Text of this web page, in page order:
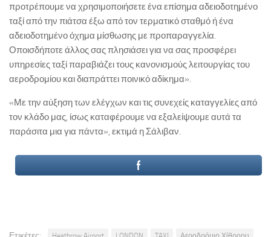
προτρέπουμε να χρησιμοποιήσετε ένα επίσημα αδειοδοτημένο
ταξί από την πιάτσα έξω από τον τερματικό σταθμό ή ένα
αδειοδοτημένο όχημα μίσθωσης με προπαραγγελία.
Οποισδήποτε άλλος σας πλησιάσει για να σας προσφέρει
υπηρεσίες ταξί παραβιάζει τους κανονισμούς λειτουργίας του
αεροδρομίου και διαπράττει ποινικό αδίκημα».
«Με την αύξηση των ελέγχων και τις συνεχείς καταγγελίες από
τον κλάδο μας, ίσως καταφέρουμε να εξαλείψουμε αυτά τα
παράσιτα μια για πάντα», εκτιμά η Σάλιβαν.